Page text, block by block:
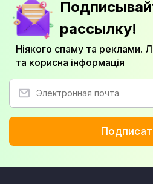
рассылку!
Ніякого спаму та реклами.
та корисна інформація